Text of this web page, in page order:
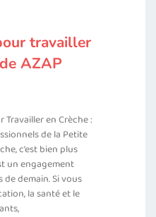
travailler
AZAP
en Crèche :
de la Petite
c’est bien plus
un engagement
demain. Si vous
la santé et le